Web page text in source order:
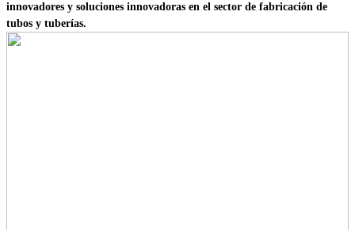
innovadores y soluciones innovadoras en el sector de fabricación de
tubos y tuberías.